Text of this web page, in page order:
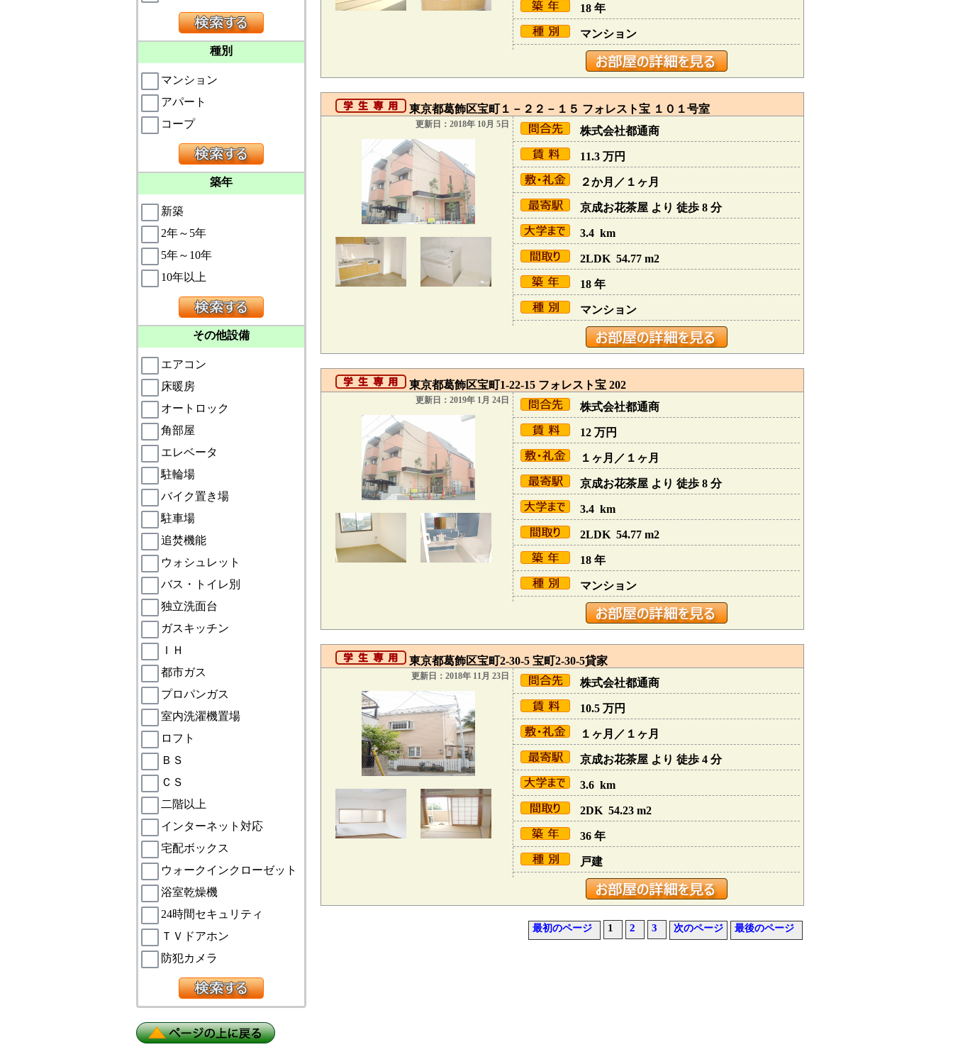
種別
マンション
アパート
コープ
築年
新築
2年～5年
5年～10年
10年以上
その他設備
エアコン
床暖房
オートロック
角部屋
エレベータ
駐輪場
バイク置き場
駐車場
追焚機能
ウォシュレット
バス・トイレ別
独立洗面台
ガスキッチン
ＩＨ
都市ガス
プロパンガス
室内洗濯機置場
ロフト
ＢＳ
ＣＳ
二階以上
インターネット対応
宅配ボックス
ウォークインクローゼット
浴室乾燥機
24時間セキュリティ
ＴＶドアホン
防犯カメラ
18 年
マンション
東京都葛飾区宝町１－２２－１５ フォレスト宝 １０１号室
更新日：2018年 10月 5日
株式会社都通商
11.3 万円
２か月／１ヶ月
京成お花茶屋 より 徒歩 8 分
3.4 km
2LDK 54.77 m2
18 年
マンション
東京都葛飾区宝町1-22-15 フォレスト宝 202
更新日：2019年 1月 24日
株式会社都通商
12 万円
１ヶ月／１ヶ月
京成お花茶屋 より 徒歩 8 分
3.4 km
2LDK 54.77 m2
18 年
マンション
東京都葛飾区宝町2-30-5 宝町2-30-5貸家
更新日：2018年 11月 23日
株式会社都通商
10.5 万円
１ヶ月／１ヶ月
京成お花茶屋 より 徒歩 4 分
3.6 km
2DK 54.23 m2
36 年
戸建
最初のページ 1 2 3 次のページ 最後のページ